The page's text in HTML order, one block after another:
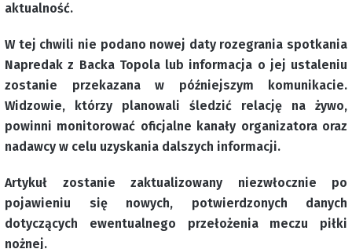
aktualność.
W tej chwili nie podano nowej daty rozegrania spotkania
Napredak z Backa Topola lub informacja o jej ustaleniu
zostanie przekazana w późniejszym komunikacie.
Widzowie, którzy planowali śledzić relację na żywo,
powinni monitorować oficjalne kanały organizatora oraz
nadawcy w celu uzyskania dalszych informacji.
Artykuł zostanie zaktualizowany niezwłocznie po
pojawieniu się nowych, potwierdzonych danych
dotyczących ewentualnego przełożenia meczu piłki
nożnej.